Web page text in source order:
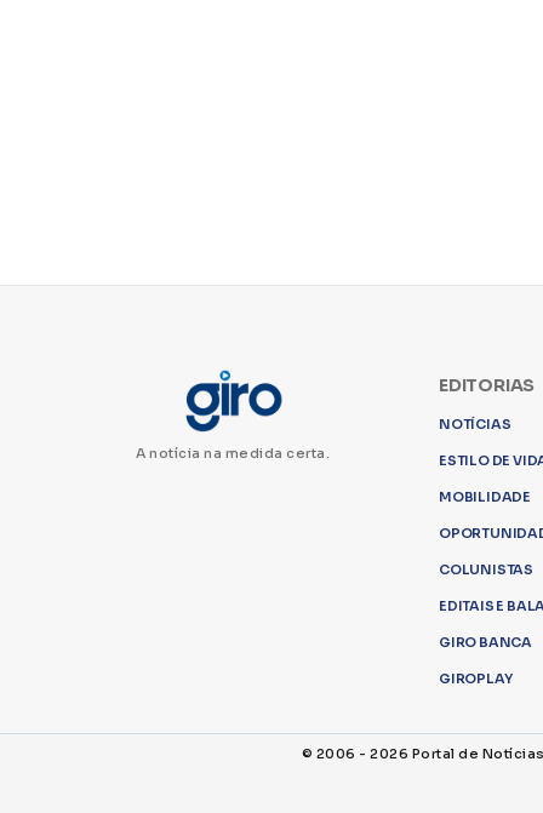
A notícia na medida certa.
EDITORIAS
NOTÍCIAS
ESTILO DE
MOBILIDADE
COLUNISTAS
EDITAIS E
GIRO BANCA
GIROPLAY
© 2006 - 2026 Portal de